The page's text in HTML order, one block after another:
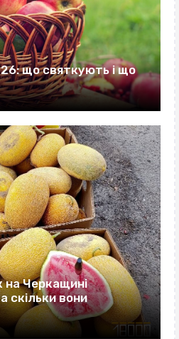
що святкують і що
на Черкащині
скільки вони